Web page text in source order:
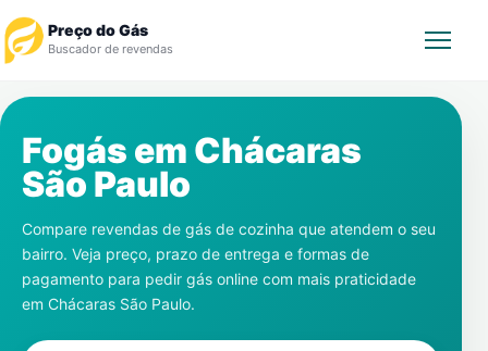
Preço do Gás
Buscador de revendas
Revendedor
Notícias
Cadastre-se
Gás
Fogás em Chácaras
São Paulo
Compare revendas de gás de cozinha que atendem o seu
bairro. Veja preço, prazo de entrega e formas de
pagamento para pedir gás online com mais praticidade
em Chácaras São Paulo.